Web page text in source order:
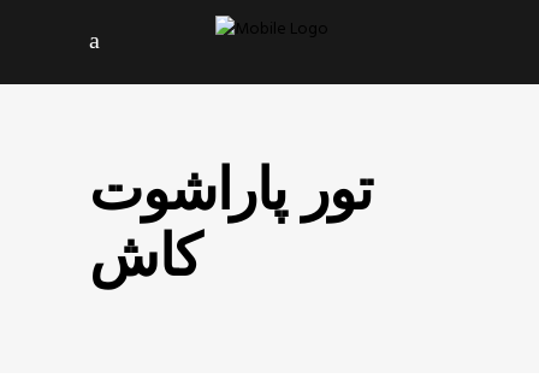
تور پاراشوت
کاش